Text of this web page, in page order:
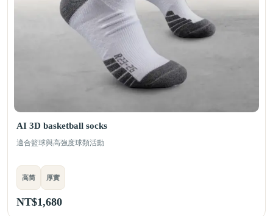
AI 3D basketball socks
適合籃球與高強度球類活動
高筒 厚實
NT$1,680